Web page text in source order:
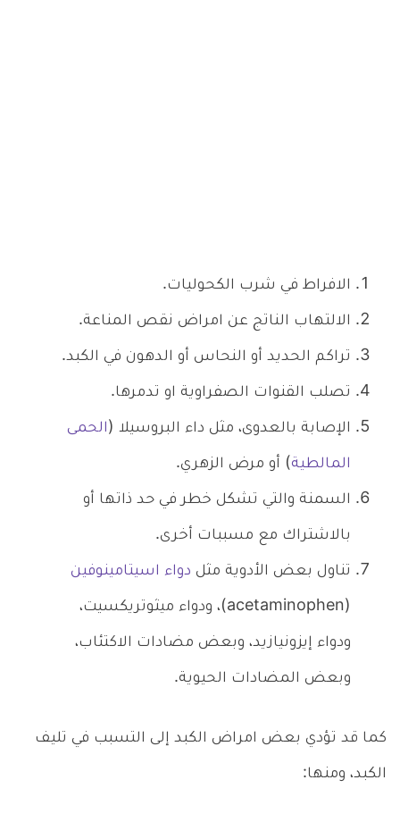
الافراط في شرب الكحوليات.
الالتهاب الناتج عن امراض نقص المناعة.
تراكم الحديد أو النحاس أو الدهون في الكبد.
تصلب القنوات الصفراوية او تدمرها.
الإصابة بالعدوى، مثل داء البروسيلا ( الحمى
المالطية) أو مرض الزهري.
السمنة والتي تشكل خطر في حد ذاتها أو
بالاشتراك مع مسببات أخرى.
تناول بعض الأدوية مثل دواء اسيتامينوفين
(acetaminophen)، ودواء ميثوتريكسيت،
ودواء إيزونيازيد، وبعض مضادات الاكتئاب،
وبعض المضادات الحيوية.
كما قد تؤدي بعض امراض الكبد إلى التسبب في تليف
الكبد، ومنها: